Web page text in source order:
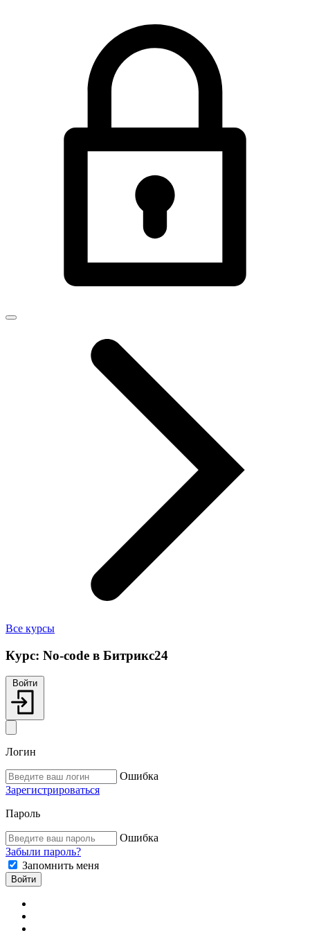
Все курсы
Курс: No-code в Битрикс24
Войти
Логин
Ошибка
Зарегистрироваться
Пароль
Ошибка
Забыли пароль?
Запомнить меня
Войти